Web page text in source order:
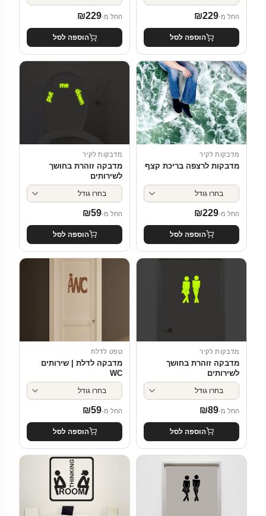
החל מ- ₪229
הוספה לסל
החל מ- ₪229
הוספה לסל
מדבקות לקיר
מדבקות לרצפה בריכת קצף
החל מ- ₪229
הוספה לסל
מדבקות לקיר
מדבקה זוהרת בחושך
לשירותים
החל מ- ₪59
הוספה לסל
מדבקות לקיר
מדבקה זוהרת בחושך
לשירותים
החל מ- ₪89
הוספה לסל
טפט לדלת
מדבקה לדלת | שירותים
WC
החל מ- ₪59
הוספה לסל